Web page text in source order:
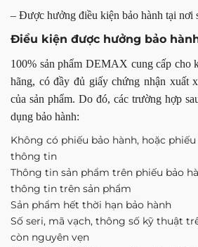
– Được hưởng điều kiện bảo hành tại nơi
Điều kiện được hưởng bảo
100% sản phẩm DEMAX cung cấp cho
hãng, có đầy đủ giấy chứng nhận xuất
của sản phẩm. Do đó, các trường hợp
dụng bảo hành:
Không có phiếu bảo hành, hoặc
thông tin
Thông tin sản phẩm trên phiếu bảo
thông tin trên sản phẩm
Sản phẩm hết thời hạn bảo hành
Số seri, mã vạch, thông số kỹ thuật
còn nguyên vẹn